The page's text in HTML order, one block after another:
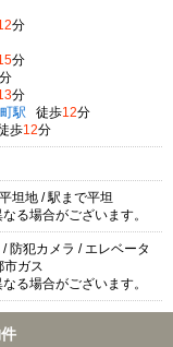
分
分
分
分
駅 徒歩12分
歩12分
坦地 / 駅まで平坦
る場合がございます。
防犯カメラ / エレベータ
市ガス
る場合がございます。